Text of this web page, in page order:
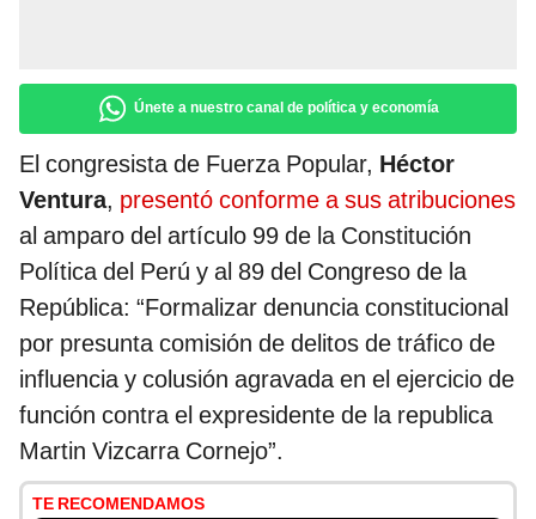
Únete a nuestro canal de política y economía
El congresista de Fuerza Popular, Héctor
Ventura, presentó conforme a sus atribuciones
al amparo del artículo 99 de la Constitución
Política del Perú y al 89 del Congreso de la
República: “Formalizar denuncia constitucional
por presunta comisión de delitos de tráfico de
influencia y colusión agravada en el ejercicio de
función contra el expresidente de la republica
Martin Vizcarra Cornejo”.
TE RECOMENDAMOS